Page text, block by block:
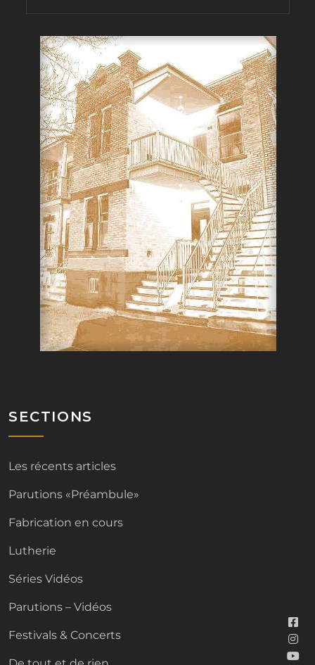
SECTIONS
Les récents articles
Parutions «Préambule»
Fabrication en cours
Lutherie
Séries Vidéos
Parutions – Vidéos
Festivals & Concerts